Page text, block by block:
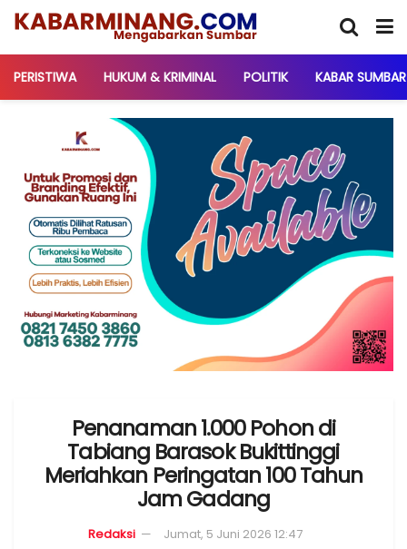
PERISTIWA HUKUM & KRIMINAL POLITIK KABAR SUMBAR
Penanaman 1.000 Pohon di
Tabiang Barasok Bukittinggi
Meriahkan Peringatan 100 Tahun
Jam Gadang
Redaksi Jumat, 5 Juni 2026 12:47